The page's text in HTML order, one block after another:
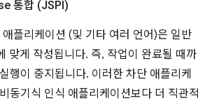
통합 (JSPI)
플리케이션 (및 기타 여러 언어)은 일반
맞게 작성됩니다. 즉, 작업이 완료될 때까
행이 중지됩니다. 이러한 차단 애플리케
동기식 인식 애플리케이션보다 더 직관적